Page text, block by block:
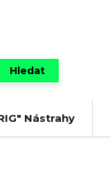
Hledat
Nástrahy